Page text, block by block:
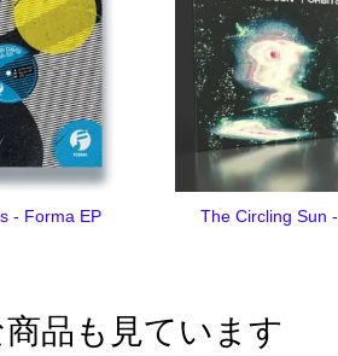
- Forma EP The Circling Sun
品も見ています